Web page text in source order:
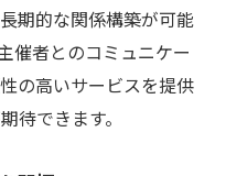
期的な関係構築が可能
催者とのコミュニケー
の高いサービスを提供
待できます。